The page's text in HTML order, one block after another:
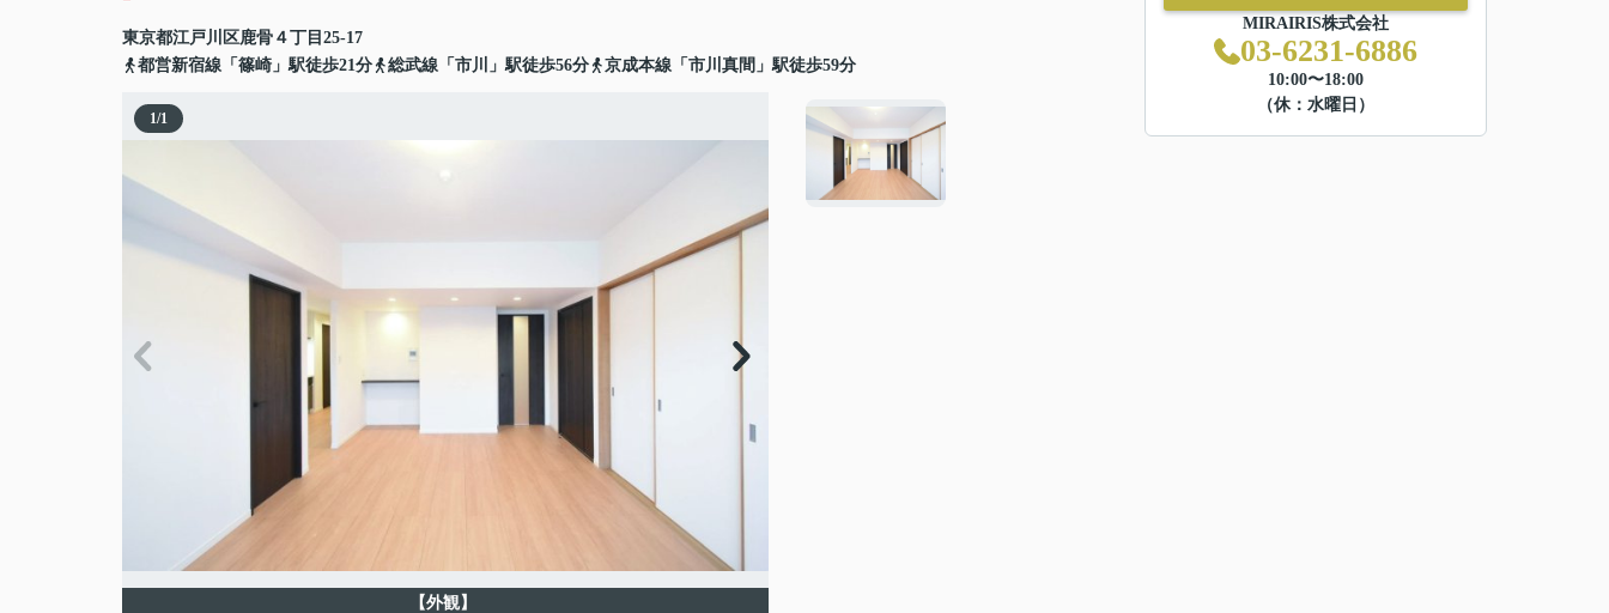
東京都江戸川区鹿骨 ４丁目25-17
都営新宿線「篠崎」駅徒歩21分
総武線「市川」駅徒歩56分 京成本線「市川真間」駅徒歩59分
1/1
【外観】
MIRAIRIS株式会社
03-6231-6886
10:00〜18:00
（休：水曜日）